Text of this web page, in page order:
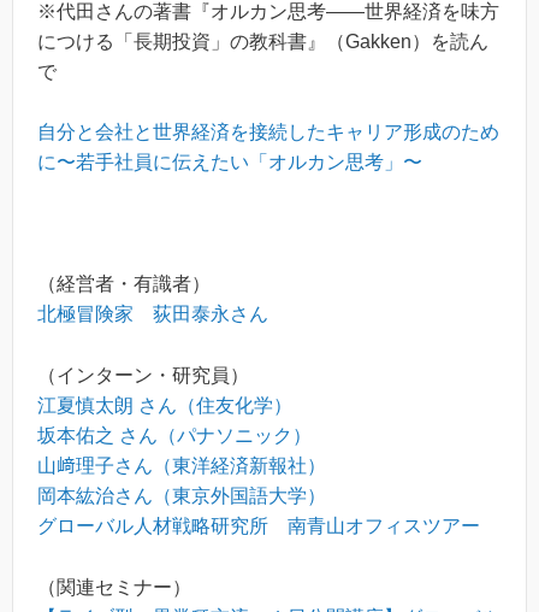
※代田さんの著書『オルカン思考――世界経済を味方
につける「長期投資」の教科書』（Gakken）を読ん
で
自分と会社と世界経済を接続したキャリア形成のため
に〜若手社員に伝えたい「オルカン思考」〜
（経営者・有識者）
北極冒険家 荻田泰永さん
（インターン・研究員）
江夏慎太朗 さん（住友化学）
坂本佑之 さん（パナソニック）
山﨑理子さん（東洋経済新報社）
岡本紘治さん（東京外国語大学）
グローバル人材戦略研究所 南青山オフィスツアー
（関連セミナー）